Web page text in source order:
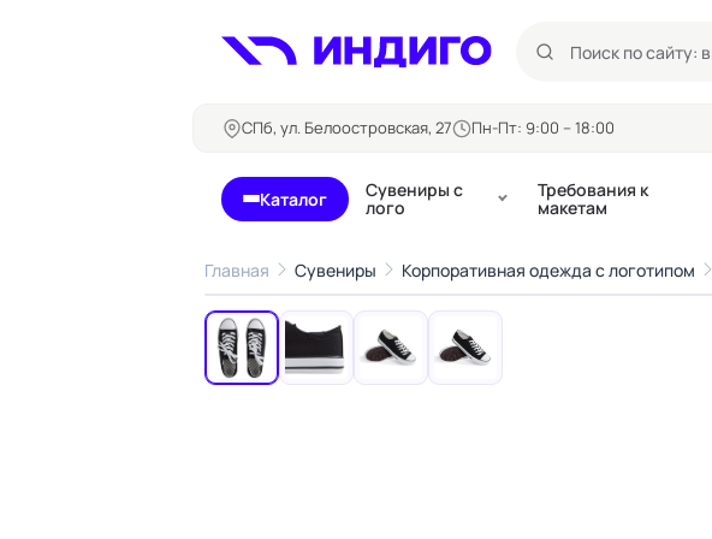
СПб, ул. Белоостровская, 27 Пн-Пт: 9:00 – 18:00
Каталог
Бланки и формуляры
Блокноты
Бейджи
Билеты, купоны
Буклеты
Сувениры с
лого
Требования к
макетам
Главная Сувениры Корпоративная одежда с логотипом
‹